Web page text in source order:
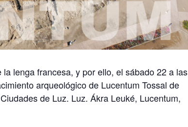
lenga francesa, y por ello, el sábado 22 a las
arqueológico de Lucentum Tossal de
de Luz. Luz. Ákra Leuké, Lucentum,